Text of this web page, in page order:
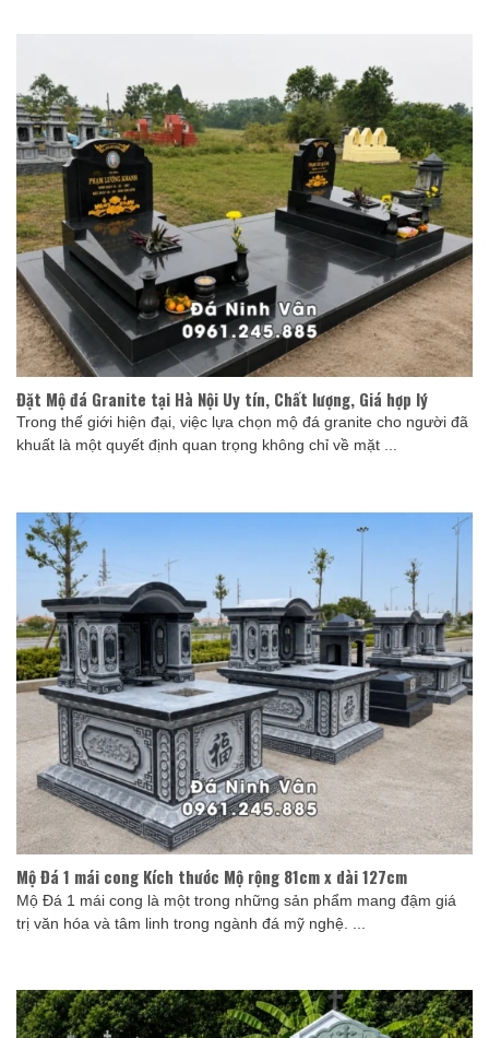
Đặt Mộ đá Granite tại Hà Nội Uy tín, Chất lượng, Giá hợp lý
Trong thế giới hiện đại, việc lựa chọn mộ đá granite cho người đã
khuất là một quyết định quan trọng không chỉ về mặt ...
Mộ Đá 1 mái cong Kích thước Mộ rộng 81cm x dài 127cm
Mộ Đá 1 mái cong là một trong những sản phẩm mang đậm giá
trị văn hóa và tâm linh trong ngành đá mỹ nghệ. ...